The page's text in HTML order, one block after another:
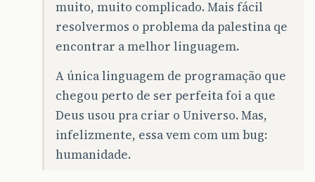
muito, muito complicado. Mais fácil
resolvermos o problema da palestina qe
encontrar a melhor linguagem.
A única linguagem de programação que
chegou perto de ser perfeita foi a que
Deus usou pra criar o Universo. Mas,
infelizmente, essa vem com um bug:
humanidade.